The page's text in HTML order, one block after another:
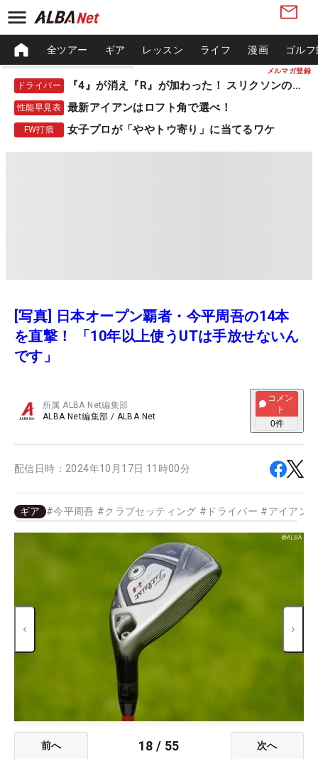
メルマガ登録
全ツアー ギア レッスン ライフ 漫画 ゴル
ドライバー 『4』が消え『R』が加わった！ スリクソンの新作
性能早見表 最新アイアンはロフト角で選べ！
FW打痕 女子プロが「ややトウ寄り」に当てるワケ
[写真] 日本オープン覇者・今平周吾の14本
を直撃！ 「10年以上使うUTは手放せないん
です」
所属ALBA Net編集部
ALBA Net編集部 / ALBA Net
コメン
ト
0件
配信日時： 2024年10月17日 11時00分
ギア #今平周吾 #クラブセッティング # ドライバー #アイアン
前へ 18 / 55 次へ